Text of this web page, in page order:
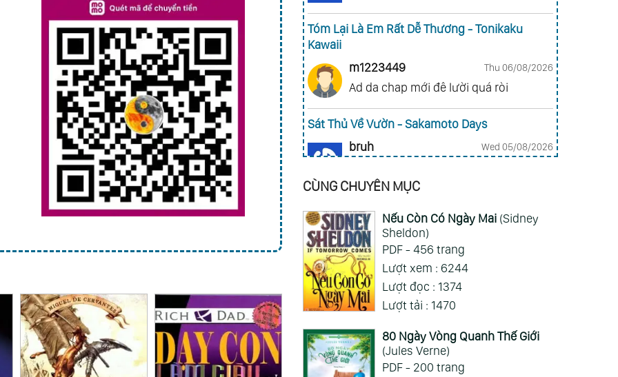
Tóm Lại Là Em Rất Dễ Thương - Tonikaku
Kawaii
m1223449
Thu 06/08/2026
Ad da chap mới đê lười quá ròi
Sát Thủ Về Vườn - Sakamoto Days
bruh
Wed 05/08/2026
cách nhiều chức năng vl
Gia Đình Điệp Viên - Spy X Family
ai hỏi 123
Mong 1 ngày shop ra 2 chap
Xem Thêm
CÙNG CHUYÊN MỤC
Nếu Còn Có Ngày Mai(Sidney
Sheldon)
PDF - 456 trang
Lượt xem : 6244
Lượt đọc : 1374
Lượt tải : 1470
80 Ngày Vòng Quanh Thế Giới
(Jules Verne)
PDF - 200 trang